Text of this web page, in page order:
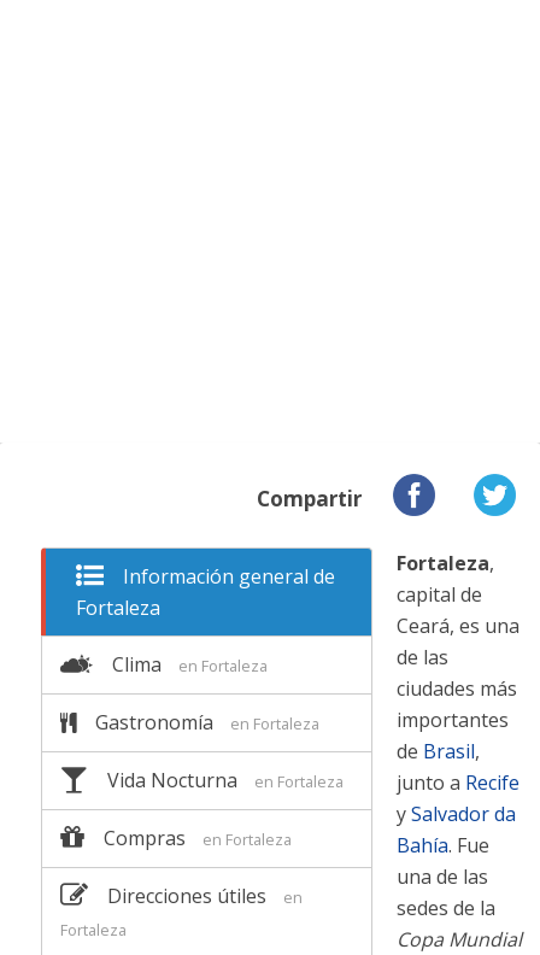
Compartir
Información general de
Fortaleza
Clima en Fortaleza
Gastronomía en Fortaleza
Vida Nocturna en Fortaleza
Compras en Fortaleza
Direcciones útiles
en
Fortaleza
Fortaleza,
capital de
Ceará, es una
de las
ciudades más
importantes
de Brasil,
junto a Recife
ySalvador da
Bahía. Fue
una de las
sedes de la
Copa Mundial